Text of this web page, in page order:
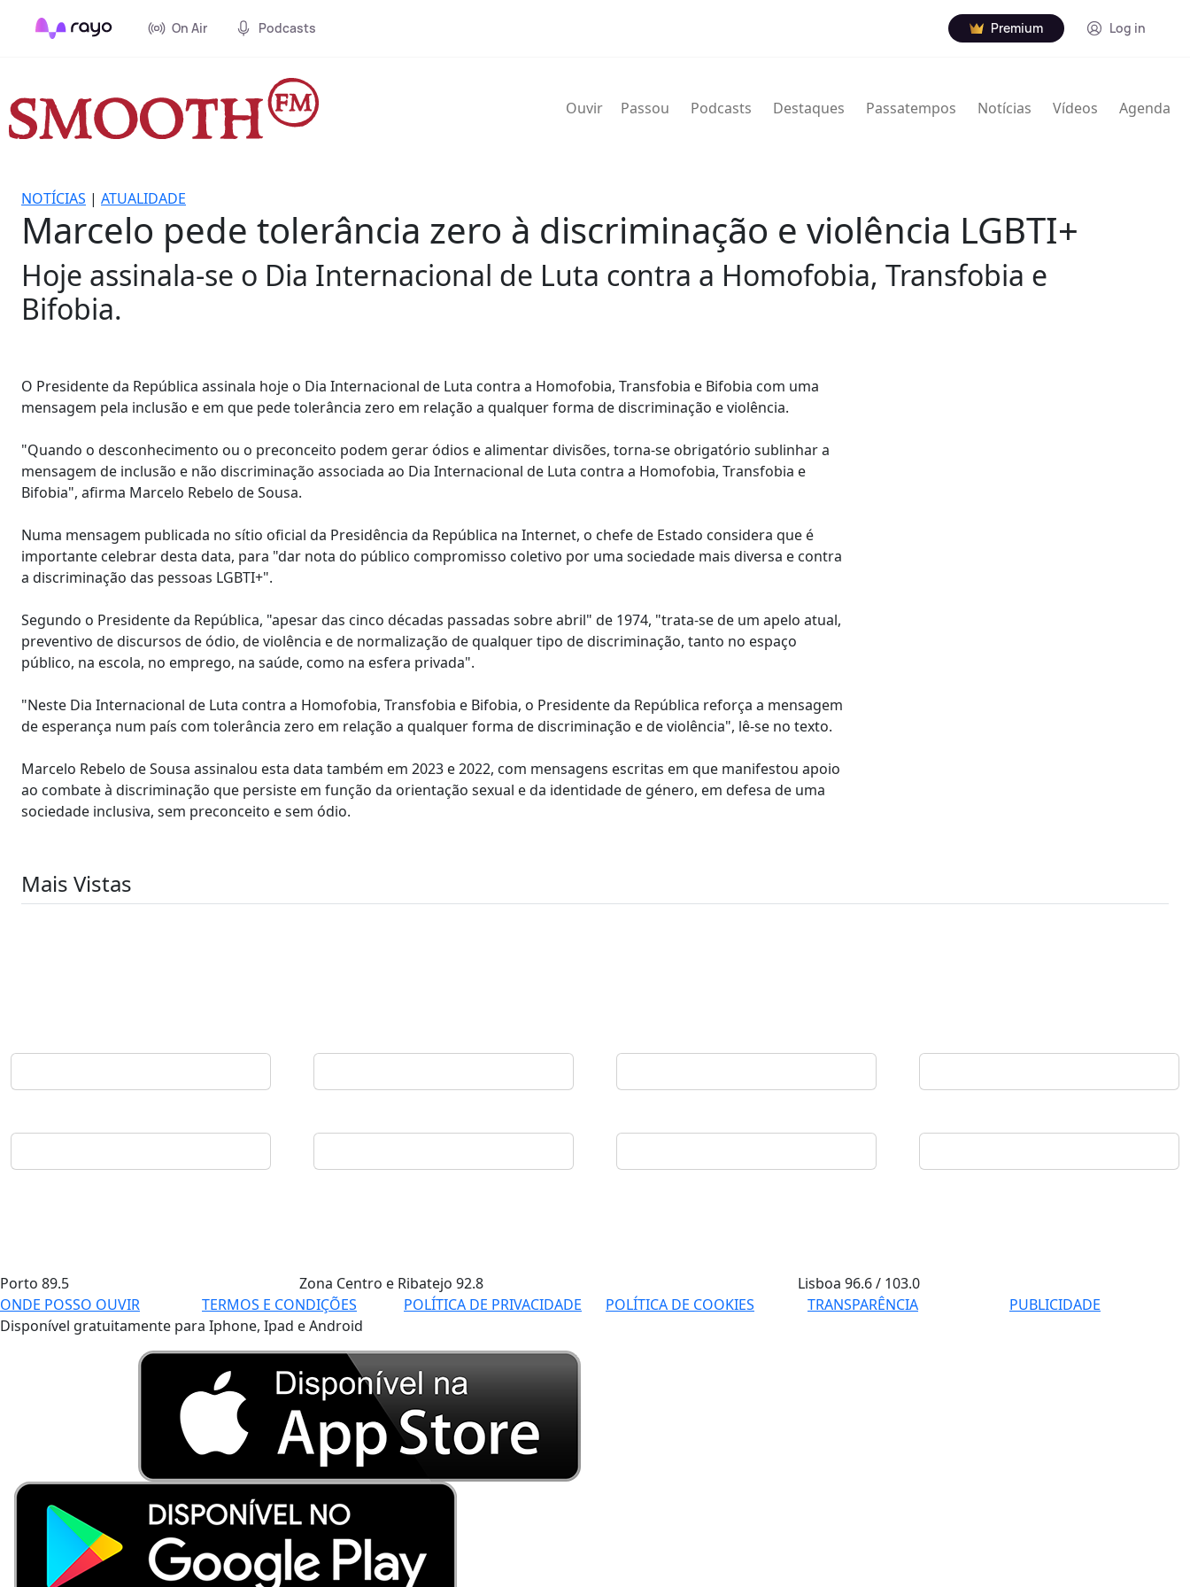
On Air Podcasts Premium Log in
Ouvir Passou Podcasts Destaques Passatempos Notícias Vídeos Agenda
NOTÍCIAS | ATUALIDADE
Marcelo pede tolerância zero à discriminação e violência LGBTI+
Hoje assinala-se o Dia Internacional de Luta contra a Homofobia, Transfobia e
Bifobia.
O Presidente da República assinala hoje o Dia Internacional de Luta contra a Homofobia, Transfobia e Bifobia com uma
mensagem pela inclusão e em que pede tolerância zero em relação a qualquer forma de discriminação e violência.
"Quando o desconhecimento ou o preconceito podem gerar ódios e alimentar divisões, torna-se obrigatório sublinhar a
mensagem de inclusão e não discriminação associada ao Dia Internacional de Luta contra a Homofobia, Transfobia e
Bifobia", afirma Marcelo Rebelo de Sousa.
Numa mensagem publicada no sítio oficial da Presidência da República na Internet, o chefe de Estado considera que é
importante celebrar desta data, para "dar nota do público compromisso coletivo por uma sociedade mais diversa e contra
a discriminação das pessoas LGBTI+".
Segundo o Presidente da República, "apesar das cinco décadas passadas sobre abril" de 1974, "trata-se de um apelo atual,
preventivo de discursos de ódio, de violência e de normalização de qualquer tipo de discriminação, tanto no espaço
público, na escola, no emprego, na saúde, como na esfera privada".
"Neste Dia Internacional de Luta contra a Homofobia, Transfobia e Bifobia, o Presidente da República reforça a mensagem
de esperança num país com tolerância zero em relação a qualquer forma de discriminação e de violência", lê-se no texto.
Marcelo Rebelo de Sousa assinalou esta data também em 2023 e 2022, com mensagens escritas em que manifestou apoio
ao combate à discriminação que persiste em função da orientação sexual e da identidade de género, em defesa de uma
sociedade inclusiva, sem preconceito e sem ódio.
Mais Vistas
Porto 89.5 Zona Centro e Ribatejo 92.8 Lisboa96.6 / 103.0
ONDE POSSO OUVIR
TERMOS E CONDIÇÕES POLÍTICA DE PRIVACIDADE POLÍTICA DE COOKIES TRANSPARÊNCIA
PUBLICIDADE
Disponível gratuitamente para Iphone, Ipad e Android